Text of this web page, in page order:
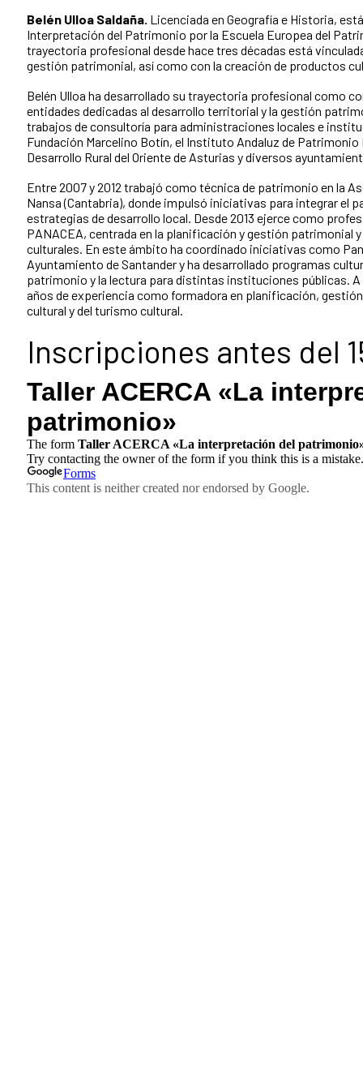
Belén Ulloa Saldaña. Licenciada en Geografía e Historia,
Interpretación del Patrimonio por la Escuela Europea del
trayectoria profesional desde hace tres décadas está
gestión patrimonial, así como con la creación de productos
Belén Ulloa ha desarrollado su trayectoria profesional como
entidades dedicadas al desarrollo territorial y la gestión
trabajos de consultoría para administraciones locales e
Fundación Marcelino Botín, el Instituto Andaluz de
Desarrollo Rural del Oriente de Asturias y diversos
Entre 2007 y 2012 trabajó como técnica de patrimonio en la
Nansa (Cantabria), donde impulsó iniciativas para integrar el
estrategias de desarrollo local. Desde 2013 ejerce como
PANACEA, centrada en la planificación y gestión patrimonial
culturales. En este ámbito ha coordinado iniciativas como
Ayuntamiento de Santander y ha desarrollado programas
patrimonio y la lectura para distintas instituciones públicas.
años de experiencia como formadora en planificación,
cultural y del turismo cultural.
Inscripciones antes del